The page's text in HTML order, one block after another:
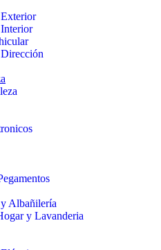
Albañilería
y Lavanderia